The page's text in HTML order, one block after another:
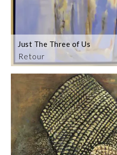
Retour
Just The Three of Us